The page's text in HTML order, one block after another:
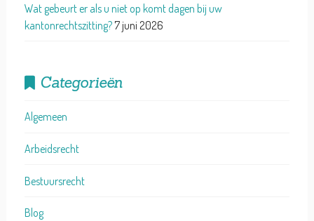
Wat gebeurt er als u niet op komt dagen bij uw
kantonrechtszitting?7 juni 2026
Categorieën
Algemeen
Arbeidsrecht
Bestuursrecht
Blog